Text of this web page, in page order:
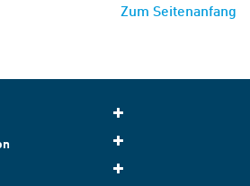
Zum Seitenanfang